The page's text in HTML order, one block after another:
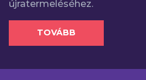
újratermeléséhez.
TOVÁBB